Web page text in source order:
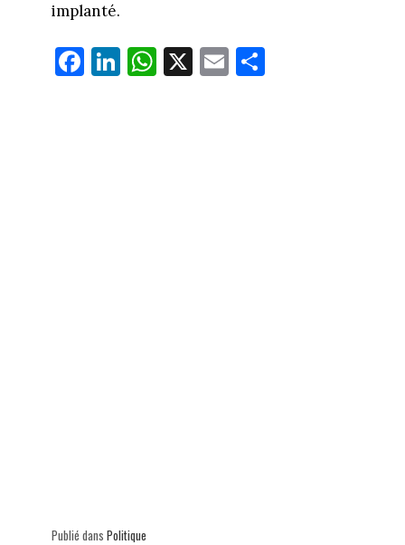
implanté.
Fa
ce
Li
nk
W
ha
X E
m
Pa
rt
Publié dans Politique